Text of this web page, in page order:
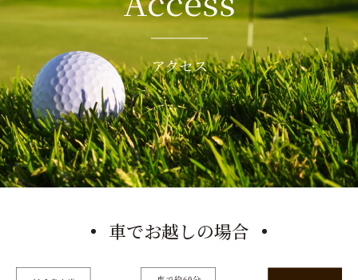
アクセス
車でお越しの場合